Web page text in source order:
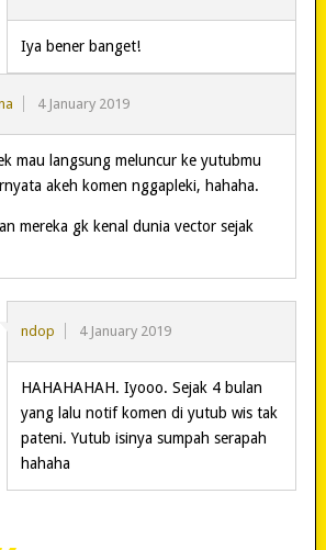
Iya bener banget!
4 January 2019
mau langsung meluncur ke yutubmu
akeh komen nggapleki, hahaha.
mereka gk kenal dunia vector sejak
ndop 4 January 2019
HAHAHAHAH. Iyooo. Sejak 4 bulan
yang lalu notif komen di yutub wis tak
pateni. Yutub isinya sumpah serapah
hahaha